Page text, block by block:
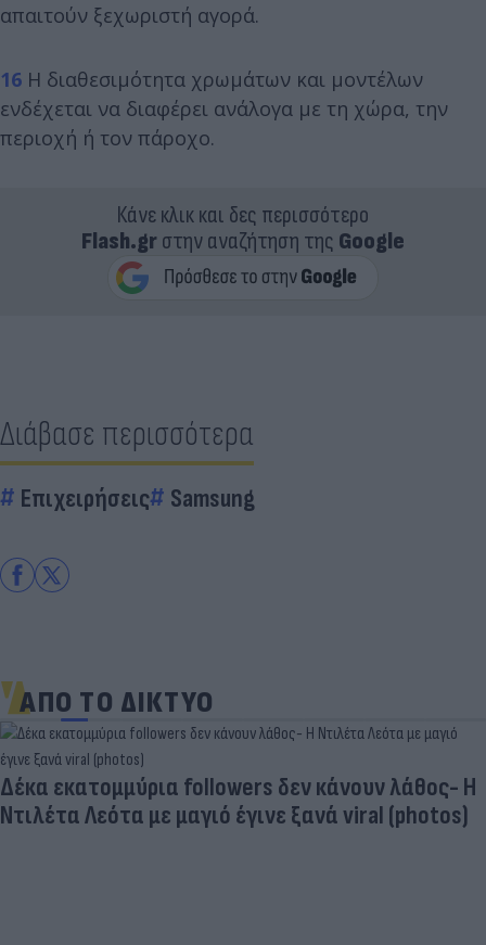
απαιτούν ξεχωριστή αγορά.
16 Η διαθεσιμότητα χρωμάτων και μοντέλων
ενδέχεται να διαφέρει ανάλογα με τη χώρα, την
περιοχή ή τον πάροχο.
Κάνε κλικ και δες περισσότερο
Flash.grστην αναζήτηση της Google
Διάβασε περισσότερα
Επιχειρήσεις Samsung
ΑΠΟ ΤΟ ΔΙΚΤΥΟ
Δέκα εκατομμύρια followers δεν κάνουν λάθος- Η
Ντιλέτα Λεότα με μαγιό έγινε ξανά viral (photos)